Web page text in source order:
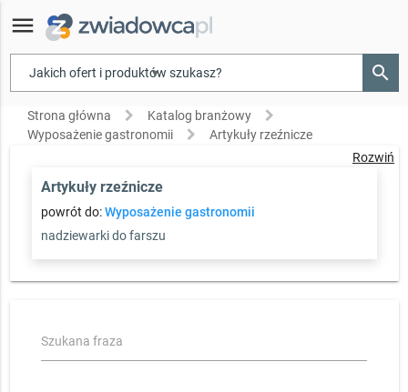
menu
▾ search
Strona główna
Katalog branżowy
Wyposażenie gastronomii
Artykuły rzeźnicze
Rozwiń
Artykuły rzeźnicze
powrót do:Wyposażenie gastronomii
nadziewarki do farszu
Szukana fraza